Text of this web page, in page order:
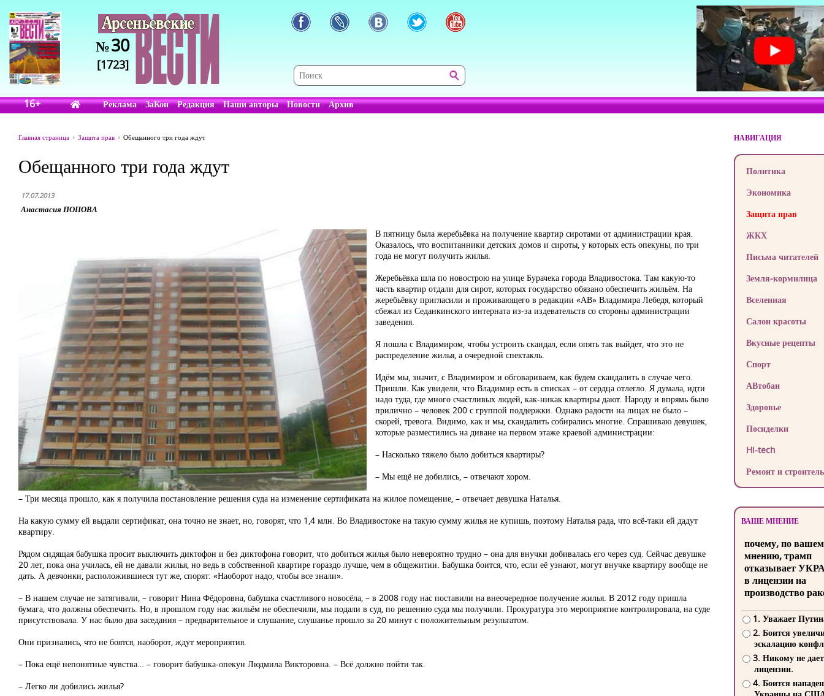
№30
[1723]
16+ Реклама ЗаКон Редакция Наши авторы Новости Архив
Главная страница Защита прав Обещанного три года ждут
Обещанного три года ждут
17.07.2013
Анастасия ПОПОВА
В пятницу была жеребьёвка на получение квартир сиротами от администрации края.
Оказалось, что воспитанники детских домов и сироты, у которых есть опекуны, по три
года не могут получить жилья.
Жеребьёвка шла по новострою на улице Бурачека города Владивостока. Там какую-то
часть квартир отдали для сирот, которых государство обязано обеспечить жильём. На
жеребьёвку пригласили и проживающего в редакции «АВ» Владимира Лебедя, который
сбежал из Седанкинского интерната из-за издевательств со стороны администрации
заведения.
Я пошла с Владимиром, чтобы устроить скандал, если опять так выйдет, что это не
распределение жилья, а очередной спектакль.
Идём мы, значит, с Владимиром и обговариваем, как будем скандалить в случае чего.
Пришли. Как увидели, что Владимир есть в списках – от сердца отлегло. Я думала, идти
надо туда, где много счастливых людей, как-никак квартиры дают. Народу и впрямь было
прилично – человек 200 с группой поддержки. Однако радости на лицах не было –
скорей, тревога. Видимо, как и мы, скандалить собирались многие. Спрашиваю девушек,
которые разместились на диване на первом этаже краевой администрации:
– Насколько тяжело было добиться квартиры?
– Мы ещё не добились, – отвечают хором.
– Три месяца прошло, как я получила постановление решения суда на изменение сертификата на жилое помещение, – отвечает девушка Наталья.
На какую сумму ей выдали сертификат, она точно не знает, но, говорят, что 1,4 млн. Во Владивостоке на такую сумму жилья не купишь, поэтому Наталья рада, что всё-таки ей дадут
квартиру.
Рядом сидящая бабушка просит выключить диктофон и без диктофона говорит, что добиться жилья было невероятно трудно – она для внучки добивалась его через суд. Сейчас девушке
20 лет, пока она училась, ей не давали жилья, но ведь в собственной квартире гораздо лучше, чем в общежитии. Бабушка боится, что, если её узнают, могут внучке квартиру вообще не
дать. А девчонки, расположившиеся тут же, спорят: «Наоборот надо, чтобы все знали».
– В нашем случае не затягивали, – говорит Нина Фёдоровна, бабушка счастливого новосёла, – в 2008 году нас поставили на внеочередное получение жилья. В 2012 году пришла
бумага, что должны обеспечить. Но, в прошлом году нас жильём не обеспечили, мы подали в суд, по решению суда мы получили. Прокуратура это мероприятие контролировала, на суде
присутствовала. У нас было два заседания – предварительное и слушание, слушанье прошло за 20 минут с положительным результатом.
Они признались, что не боятся, наоборот, ждут мероприятия.
– Пока ещё непонятные чувства… – говорит бабушка-опекун Людмила Викторовна. – Всё должно пойти так.
– Легко ли добились жилья?
НАВИГАЦИЯ
Политика
Экономика
Защита прав
ЖКХ
Письма читателей
Земля-кормилица
Вселенная
Салон красоты
Вкусные рецепты
Спорт
АВтобан
Здоровье
Посиделки
Hi-tech
Ремонт и
ВАШЕ МНЕНИЕ
почему, по
мнению, трамп
отказывает
в лицензии на
производство
1. Уважает
2. Боится
эскалацию
3. Никому не
лицензии.
4. Боится